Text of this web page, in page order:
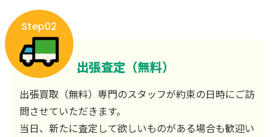
Step02
出張査定（無料）
出張買取（無料）専門のスタッフが約束の日時にご訪
問させていただきます。
当日、新たに査定して欲しいものがある場合も歓迎い